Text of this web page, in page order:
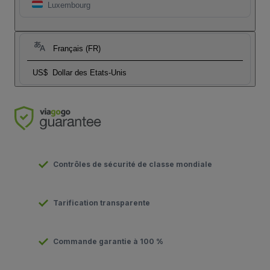
Luxembourg
Français (FR)
US$ Dollar des Etats-Unis
Contrôles de sécurité de classe mondiale
Tarification transparente
Commande garantie à 100 %